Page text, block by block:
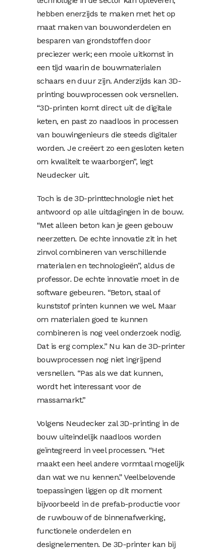
hebben enerzijds te maken met het op
maat maken van bouwonderdelen en
besparen van grondstoffen door
preciezer werk; een mooie uitkomst in
een tijd waarin de bouwmaterialen
schaars en duur zijn. Anderzijds kan 3D-
printing bouwprocessen ook versnellen.
“3D-printen komt direct uit de digitale
keten, en past zo naadloos in processen
van bouwingenieurs die steeds digitaler
worden. Je creëert zo een gesloten keten
om kwaliteit te waarborgen”, legt
Neudecker uit.
Toch is de 3D-printtechnologie niet het
antwoord op alle uitdagingen in de bouw.
“Met alleen beton kan je geen gebouw
neerzetten. De echte innovatie zit in het
zinvol combineren van verschillende
materialen en technologieën”, aldus de
professor. De echte innovatie moet in de
software gebeuren. “Beton, staal of
kunststof printen kunnen we wel. Maar
om materialen goed te kunnen
combineren is nog veel onderzoek nodig.
Dat is erg complex.” Nu kan de 3D-printer
bouwprocessen nog niet ingrijpend
versnellen. “Pas als we dat kunnen,
wordt het interessant voor de
massamarkt.”
Volgens Neudecker zal 3D-printing in de
bouw uiteindelijk naadloos worden
geïntegreerd in veel processen. “Het
maakt een heel andere vormtaal mogelijk
dan wat we nu kennen.” Veelbelovende
toepassingen liggen op dit moment
bijvoorbeeld in de prefab-productie voor
de ruwbouw of de binnenafwerking,
functionele onderdelen en
designelementen. De 3D-printer kan bij